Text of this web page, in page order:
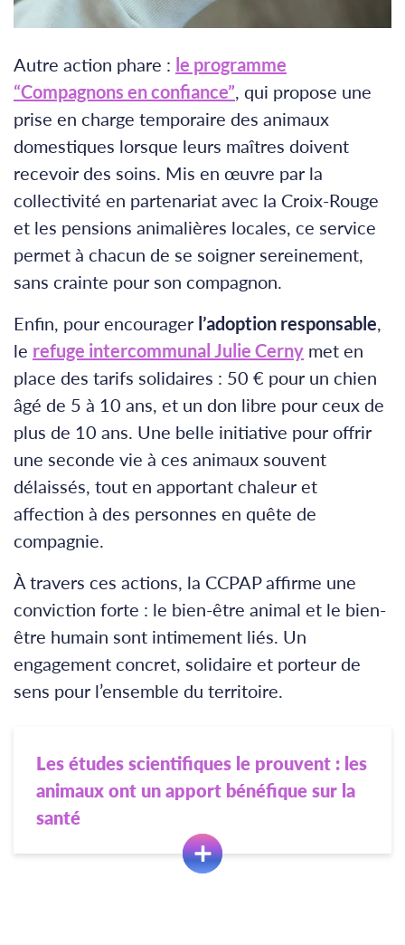
Autre action phare : le programme
“Compagnons en confiance”, qui propose une
prise en charge temporaire des animaux
domestiques lorsque leurs maîtres doivent
recevoir des soins. Mis en œuvre par la
collectivité en partenariat avec la Croix-Rouge
et les pensions animalières locales, ce service
permet à chacun de se soigner sereinement,
sans crainte pour son compagnon.
Enfin, pour encourager l’adoption responsable,
le refuge intercommunal Julie Cerny met en
place des tarifs solidaires : 50 € pour un chien
âgé de 5 à 10 ans, et un don libre pour ceux de
plus de 10 ans. Une belle initiative pour offrir
une seconde vie à ces animaux souvent
délaissés, tout en apportant chaleur et
affection à des personnes en quête de
compagnie.
À travers ces actions, la CCPAP affirme une
conviction forte : le bien-être animal et le bien-
être humain sont intimement liés. Un
engagement concret, solidaire et porteur de
sens pour l’ensemble du territoire.
Les études scientifiques le prouvent : les
animaux ont un apport bénéfique sur la
santé